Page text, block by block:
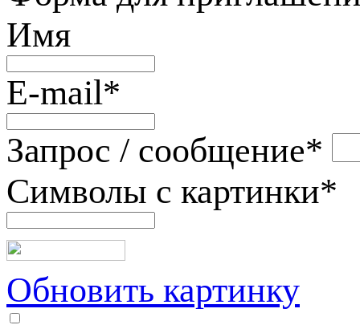
Имя
E-mail*
Запрос / сообщение*
Символы с картинки*
Обновить картинку